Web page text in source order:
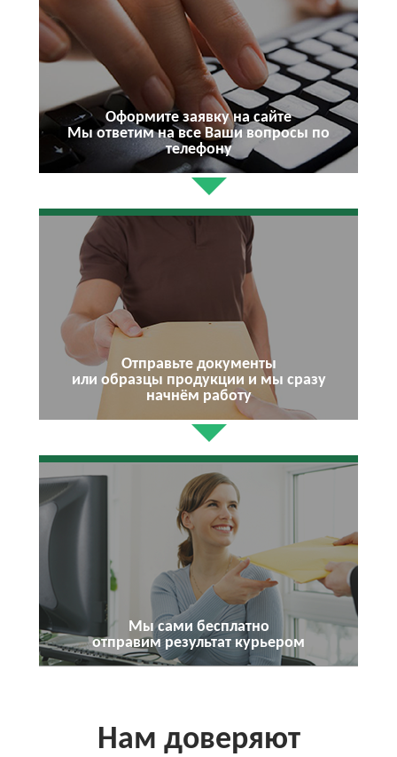
Оформите заявку на сайте
Мы ответим на все Ваши вопросы по
телефону
Отправьте документы
или образцы продукции и мы сразу
начнём работу
Мы сами бесплатно
отправим результат курьером
Нам доверяют